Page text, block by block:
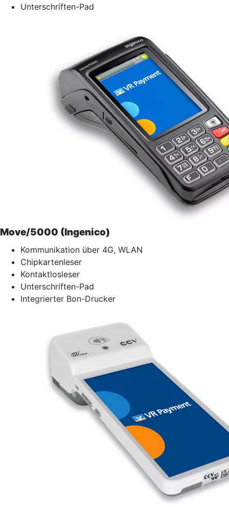
Unterschriften-Pad
Move/5000 (Ingenico)
Kommunikation über 4G, WLAN
Chipkartenleser
Kontaktlosleser
Unterschriften-Pad
Integrierter Bon-Drucker